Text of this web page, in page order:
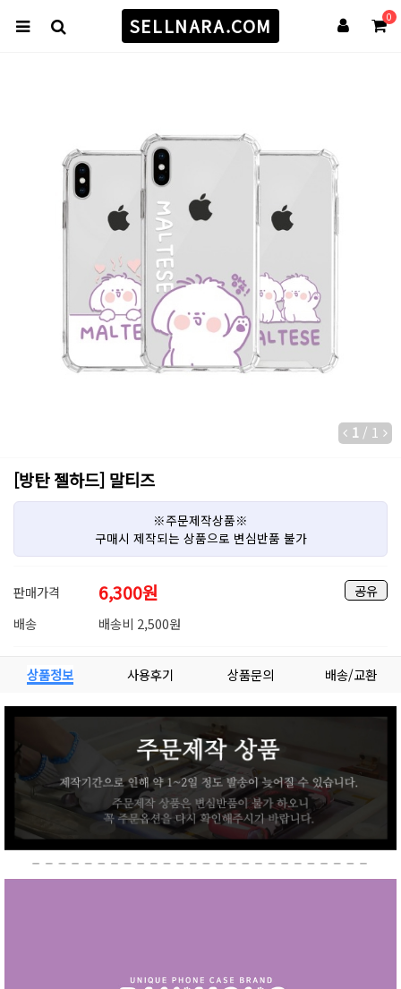
0
SELLNARA.COM
1 / 1
[방탄 젤하드] 말티즈
※주문제작상품※
구매시 제작되는 상품으로 변심반품 불가
공유
판매가격 6,300원
배송 배송비 2,500원
상품정보 사용후기 상품문의 배송/교환